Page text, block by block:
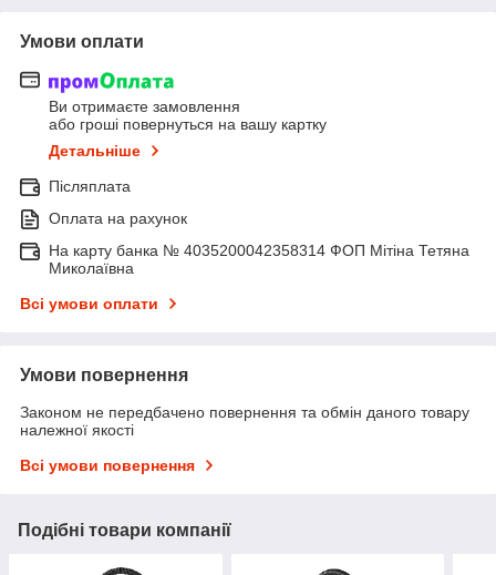
Умови оплати
Ви отримаєте замовлення
або гроші повернуться на вашу картку
Детальніше
Післяплата
Оплата на рахунок
На карту банка № 4035200042358314 ФОП Мітіна Тетяна
Миколаївна
Всі умови оплати
Умови повернення
Законом не передбачено повернення та обмін даного товару
належної якості
Всі умови повернення
Подібні товари компанії